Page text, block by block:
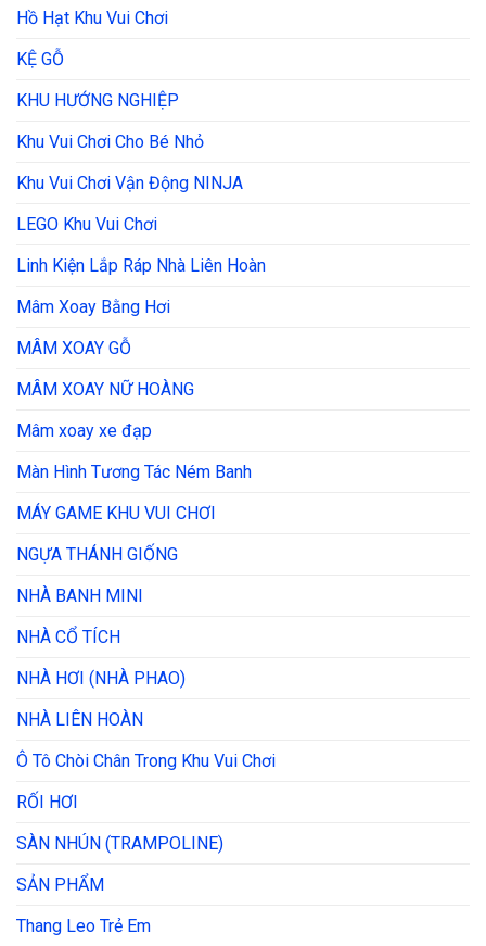
Hồ Hạt Khu Vui Chơi
KỆ GỖ
KHU HƯỚNG NGHIỆP
Khu Vui Chơi Cho Bé Nhỏ
Khu Vui Chơi Vận Động NINJA
LEGO Khu Vui Chơi
Linh Kiện Lắp Ráp Nhà Liên Hoàn
Mâm Xoay Bằng Hơi
MÂM XOAY GỖ
MÂM XOAY NỮ HOÀNG
Mâm xoay xe đạp
Màn Hình Tương Tác Ném Banh
MÁY GAME KHU VUI CHƠI
NGỰA THÁNH GIỐNG
NHÀ BANH MINI
NHÀ CỔ TÍCH
NHÀ HƠI (NHÀ PHAO)
NHÀ LIÊN HOÀN
Ô Tô Chòi Chân Trong Khu Vui Chơi
RỐI HƠI
SÀN NHÚN (TRAMPOLINE)
SẢN PHẨM
Thang Leo Trẻ Em